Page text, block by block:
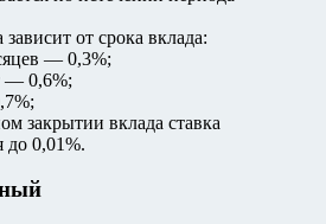
от срока вклада:
— 0,3%;
— 0,6%;
закрытии вклада ставка
до 0,01%.